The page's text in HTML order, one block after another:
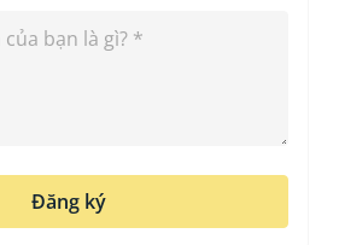
Đăng ký